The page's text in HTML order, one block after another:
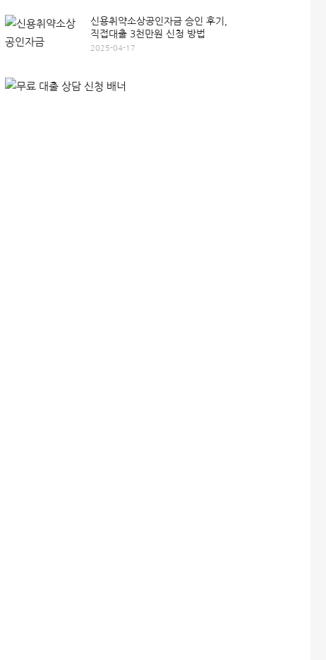
신용취약소상공인자금 승인 후기,
직접대출 3천만원 신청 방법
2025-04-17